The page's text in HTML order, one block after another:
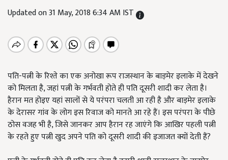
Updated on 31 May, 2018 6:34 AM IST
पति-पत्नी के रिश्ते का एक अनोखा रूप राजस्थान के बाड़मेर इलाके में देखने
को मिलता है, जहां पत्नी के गर्भवती होते ही पति दूसरी शादी कर लेता है।
हैरान मत होइए यहां सालों से ये परंपरा चलती आ रही है और बाड़मेर इलाके
के देरासर गांव के लोग इस रिवाज को मानते आ रहे हैं। इस परंपरा के पीछे
ठोस वजह भी है, जिसे जानकर आप हैरान रह जाएंगे कि आखिर पहली पत्नी
के रहते हुए पत्नी खुद अपने पति को दूसरी शादी की इजाजत क्यों देती हैं?